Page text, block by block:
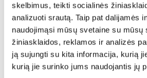
skelbimus, teikti socialinės
analizuoti srautą. Taip pat dalijamės
naudojimąsi mūsų svetaine su mūsų
žiniasklaidos, reklamos ir analizės
ją sujungti su kita informacija, kurią
kurią jie surinko jums naudojantis jų
Įprasta kaina
ZepterClubⓘkaina
Prisijunkite ir pirkite
nuo -5% iki -40%